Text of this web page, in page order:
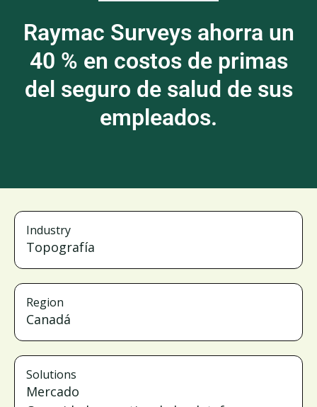
Raymac Surveys ahorra un
40 % en costos de primas
del seguro de salud de sus
empleados.
Industry
Topografía
Region
Canadá
Solutions
Mercado